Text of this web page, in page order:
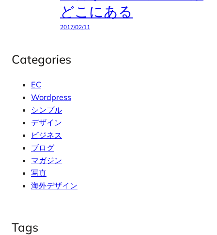
どこにある
2017/02/11
Categories
EC
Wordpress
シンプル
デザイン
ビジネス
ブログ
マガジン
写真
海外デザイン
Tags